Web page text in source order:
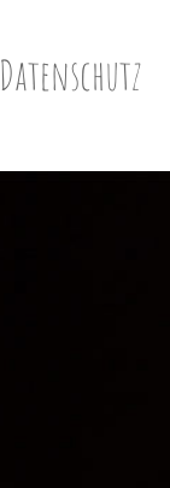
Datenschutz